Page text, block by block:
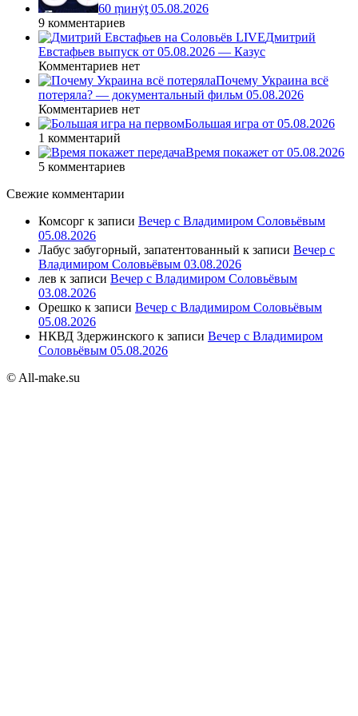
60 ṃинẏƫ 05.08.2026
9 комментариев
Дмитрий
Евстафьев выпуск от 05.08.2026 — Казус
Комментариев нет
Почему Украина всё
потеряла? — документальный фильм 05.08.2026
Комментариев нет
Большая игра от 05.08.2026
1 комментарий
Время покажет от 05.08.2026
5 комментариев
Свежие комментарии
Комсорг к записи Вечер с Владимиром Соловьёвым
05.08.2026
Лабус забугорный, запатентованный к записи Вечер с
Владимиром Соловьёвым 03.08.2026
лев к записи Вечер с Владимиром Соловьёвым
03.08.2026
Орешко к записи Вечер с Владимиром Соловьёвым
05.08.2026
НКВД Здержинского к записи Вечер с Владимиром
Соловьёвым 05.08.2026
© All-make.su